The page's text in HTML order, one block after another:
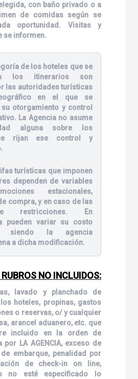
con baño privado o a
de comidas según se
oportunidad. Visitas y
se informen.
de los hoteles que se
los itinerarios son
las autoridades turísticas
en el que se
su otorgamiento y control
La Agencia no asume
alguna sobre los
rijan ese control y
turísticas que imponen
dependen de variables
estacionales,
compra, y en caso de las
restricciones. En
pueden variar su costo
siendo la agencia
a dicha modificación.
NO INCLUIDOS:
lavado y planchado de
hoteles, propinas, gastos
o reservas, o/ y cualquier
arancel aduanero, etc. que
incluido en la orden de
LA AGENCIA, exceso de
embarque, penalidad por
de check-in on line,
no esté especificado lo